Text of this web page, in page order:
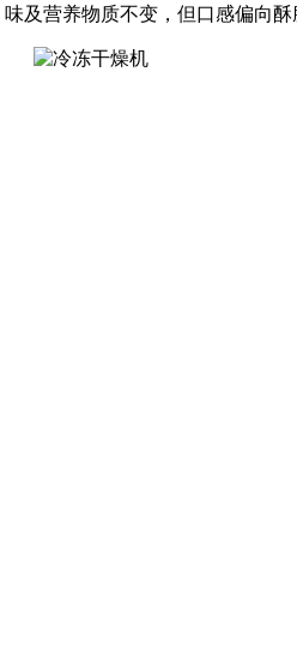
营养物质不变，但口感偏向酥